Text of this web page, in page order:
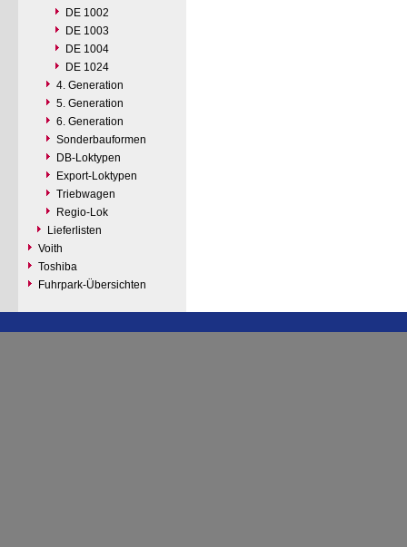
DE 1002
DE 1003
DE 1004
DE 1024
4. Generation
5. Generation
6. Generation
Sonderbauformen
DB-Loktypen
Export-Loktypen
Triebwagen
Regio-Lok
Lieferlisten
Voith
Toshiba
Fuhrpark-Übersichten